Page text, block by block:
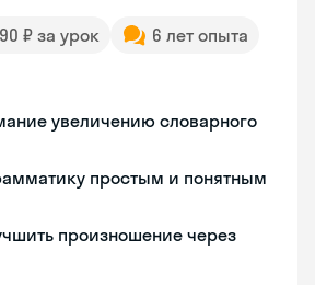
₽ за урок
6 лет опыта
увеличению словарного
простым и понятным
произношение через